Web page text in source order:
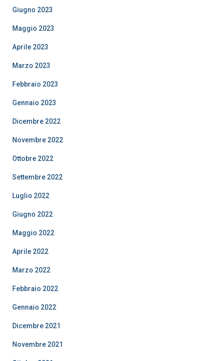
Giugno 2023
Maggio 2023
Aprile 2023
Marzo 2023
Febbraio 2023
Gennaio 2023
Dicembre 2022
Novembre 2022
Ottobre 2022
Settembre 2022
Luglio 2022
Giugno 2022
Maggio 2022
Aprile 2022
Marzo 2022
Febbraio 2022
Gennaio 2022
Dicembre 2021
Novembre 2021